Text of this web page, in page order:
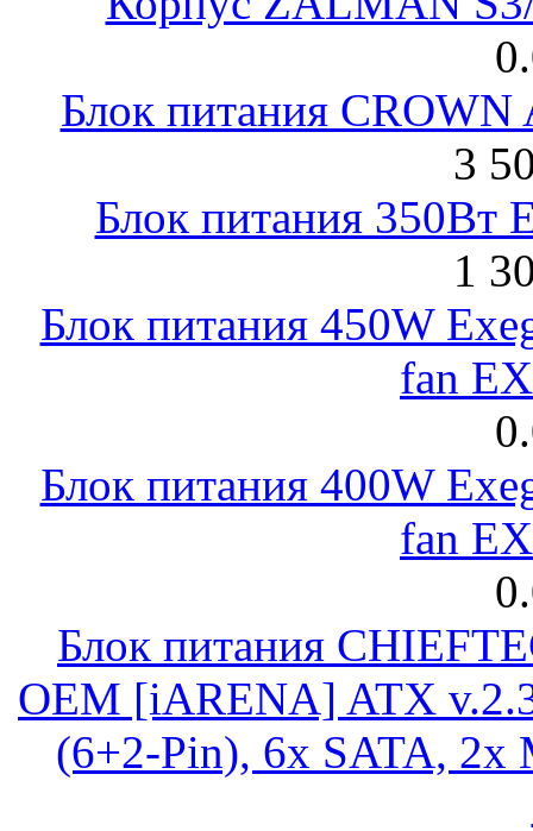
Блок питания
3
Блок питания 350Вт
1
Блок питания 450W
fan
Блок питания 400W
fan
Блок питания
OEM [iARENA] ATX
(6+2-Pin), 6x SATA, 2x